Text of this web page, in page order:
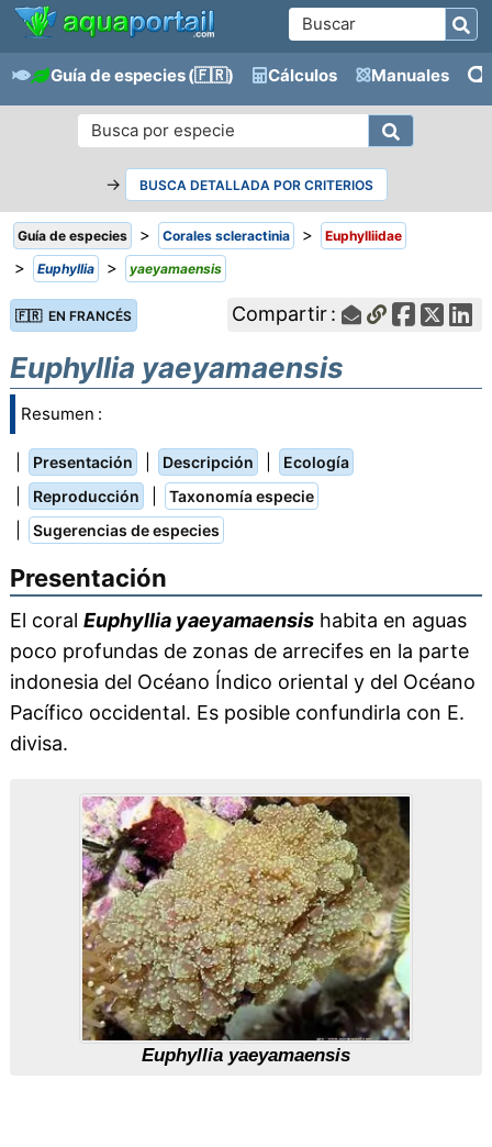
Guía de especies(🇫🇷) Cálculos Manuales
→ BUSCA DETALLADA POR CRITERIOS
Guía de especies > Corales scleractinia > Euphylliidae
> Euphyllia > yaeyamaensis
🇫🇷 EN FRANCÉS Compartir :
Euphyllia yaeyamaensis
Resumen :
Presentación Descripción Ecología
Reproducción Taxonomía especie
Sugerencias de especies
Presentación
El coral Euphyllia yaeyamaensishabita en aguas
poco profundas de zonas de arrecifes en la parte
indonesia del Océano Índico oriental y del Océano
Pacífico occidental. Es posible confundirla con E.
divisa.
Euphyllia yaeyamaensis